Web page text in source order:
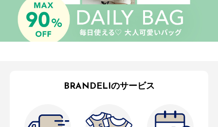
BRANDELIのサービス